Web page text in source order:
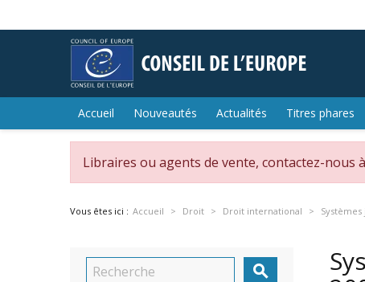
Accueil Nouveautés Actualités Titres phares
Libraires ou agents de vente, contactez-nous à
Vous êtes ici : Accueil Droit Droit international
